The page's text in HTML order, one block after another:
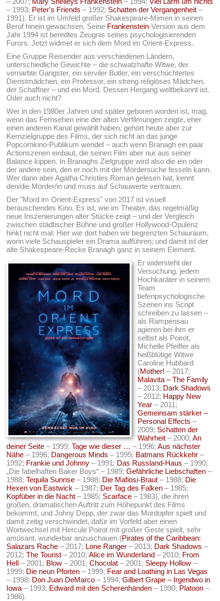
– 1993; Peter's Friends – 1992; Schatten der Vergangenheit –
1991). Er ist im Umfeld großer Shakespeare-Mimen in seinen
Beruf hinein gewachsen. Seine Frankenstein-Version aus dem
Jahr 1994 ist beredtes Zeugnis seines psychologisierenden
Furors. Jetzt widmet er sich dem Mord im Orient-Express.
Eine Gruppe Reisender aus verschiedenen Ländern,
unterschiedliche Gewichte – die schwatzhafte Witwe, der
vernarbte Gangster, ein serviler Butler, ein verschüchtertes
Dienstmädchen, ein Professor, ein streng religiöses Mädchen,
der Schaffner – und ein Mord. Dessen Hergang weltbekannt ist.
Oder auch nicht?
Wer in den 1980er Jahren und später geboren worden ist, mag,
wenn das Fernsehen eine der alten Verfilmungen zeigte, eher
einen anderen Kanal gewählt haben, gehört heute aber zur
Kernzielgruppe des Films, der sich nicht an das junge
Popcornkino-Publikum wendet – auch wenn Branagh ein paar
Actionszenen einbaut, die seinen Film aber nur aus seiner
Balance kippen. In Branaghs Zielgruppe wird also die ein oder
der andere sein, den er noch mit der Mördersuche fesseln kann.
Wer dann aber Agatha Christies Roman gelesen hat, kennt
den/die Mörder/in und muss auf Schauwerte vertrauen.
Der "Mord im Orient-Express" von 2017 ist visuell
berauschendes Kino. Es ist, wie im Theater, das regelmäßig
neue Inszenierungen alter Stücke zeigt – und der Vergleich
zwischen städtischer Bühne und großer Hollywood-Opulenz
hinkt nicht mal: Hier wie dort haben wir begrenzten Schauraum,
worin viele Schauspieler ein Drama aufführen; und damit ist der
alte Shakespeare-Recke Branagh ganz in seinem Element.
Er widersteht der
Versuchung, jedem
Hochkaräter in seinem
Team
tiefenpsychologische
Szenen ins Script
schreiben zu lassen –
als Rampensau
agieren bei ihm er
selbst als Poirot,
Michelle Pfeiffer als
heißblütige Witwe
Caroline Hubbard
(Mother! – 2017;
Malavita – The Family
– 2013; Dark Shadows
– 2012; Happy New
Year – 2011;
Gemeinsam stärker –
Personal Effects –
2009; Schatten der
Wahrheit – 2000;An
deiner Seite – 1999;Tage wie dieser … – 1996;Aus nächster
Nähe – 1996; Dangerous Minds – 1995; Batmans Rückkehr –
1992; Frankie und Johnny – 1991; Das Russland-Haus – 1990;
„Die fabelhaften Baker Boys“ – 1989;Gefährliche Liebschaften –
1988;Tequila Sunrise – 1988; Die Mafiosi-Braut – 1988; Die
Hexen von Eastwick – 1987; Der Tag des Falken – 1985;
Kopfüber in die Nacht – 1985; Scarface – 1983), die ihren
großen, dramatischen Auftritt zum Höhepunkt des Films
bekommt, und Johny Depp, der zwar das Mordopfer spielt und
damit zeitig verschwindet, dafür im Vorfeld aber einen
Wortwechsel mit Hercule Poirot mit großer Geste spielt, sehr
amüsant, wunderbar anzuschauen (Pirates of the Caribbean:
Salazars Rache – 2017; Lone Ranger – 2013; Dark Shadows –
2012;The Tourist – 2010;Alice im Wunderland – 2010; From
Hell – 2001; Blow – 2001;Chocolat – 2001; Sleepy Hollow –
1999; Die neun Pforten – 1999; Fear and Loathing in Las Vegas
– 1998; Don Juan DeMarco – 1994;Gilbert Grape – Irgendwo in
Iowa – 1993; Edward mit den Scherenhänden – 1990; Platoon –
1986).